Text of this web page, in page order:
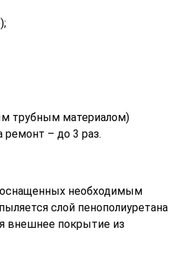
трубным материалом)
ремонт – до 3 раз.
оснащенных необходимым
слой пенополиуретана
внешнее покрытие из